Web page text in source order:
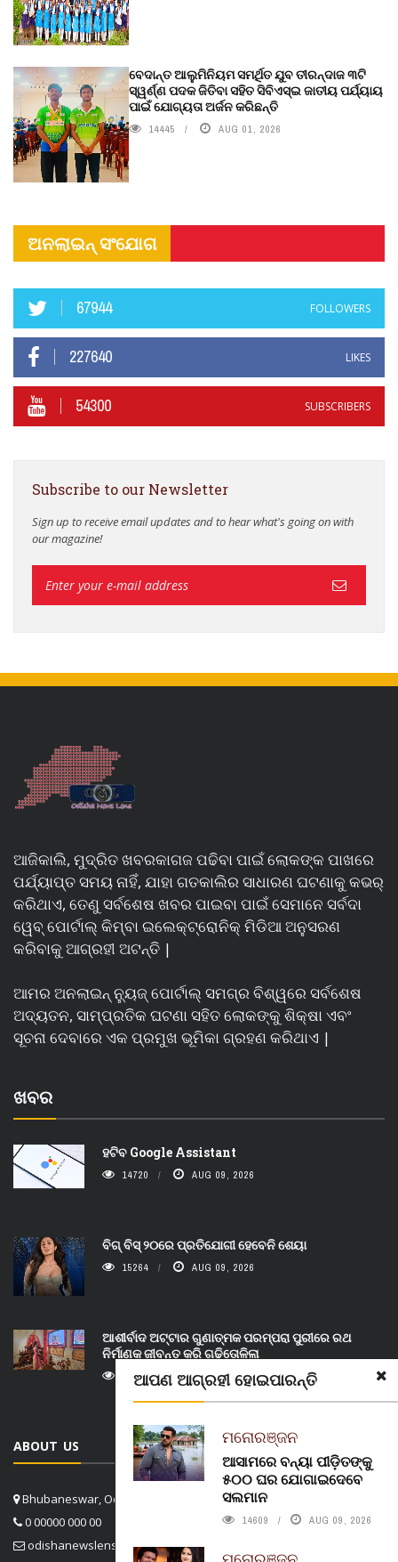
ଆପଣ ଆଗ୍ରହୀ ହୋଇପାରନ୍ତି
ମନୋରଞ୍ଜନ
ଆସାମରେ ବନ୍ୟା ପୀଡ଼ିତଙ୍କୁ
୫୦୦ ଘର ଯୋଗାଇଦେବେ
ସଲମାନ
14609 AUG 09, 2026
ବେଦାନ୍ତ ଆଲୁମିନିୟମ ସମର୍ଥିତ ଯୁବ ତୀରନ୍ଦାଜ ୩ଟି
ସ୍ୱର୍ଣ୍ଣ ପଦକ ଜିତିବା ସହିତ ସିବିଏସ୍ଇ ଜାତୀୟ ପର୍ଯ୍ୟାୟ
ପାଇଁ ଯୋଗ୍ୟତା ଅର୍ଜନ କରିଛନ୍ତି
14445 AUG 01, 2026
ଅନଲାଇନ୍ ସଂଯୋଗ
67944 FOLLOWERS
227640 LIKES
54300 SUBSCRIBERS
Subscribe to our Newsletter
Sign up to receive email updates and to hear what's going on with
our magazine!
ଆଜିକାଲି, ମୁଦ୍ରିତ ଖବରକାଗଜ ପଢିବା ପାଇଁ ଲୋକଙ୍କ ପାଖରେ
ପର୍ଯ୍ୟାପ୍ତ ସମୟ ନାହିଁ, ଯାହା ଗତକାଲିର ସାଧାରଣ ଘଟଣାକୁ କଭର୍
କରିଥାଏ, ତେଣୁ ସର୍ବଶେଷ ଖବର ପାଇବା ପାଇଁ ସେମାନେ ସର୍ବଦା
ୱେବ୍ ପୋର୍ଟାଲ୍ କିମ୍ବା ଇଲେକ୍ଟ୍ରୋନିକ୍ ମିଡିଆ ଅନୁସରଣ
କରିବାକୁ ଆଗ୍ରହୀ ଅଟନ୍ତି |
ଆମର ଅନଲାଇନ୍ ନ୍ୟୁଜ୍ ପୋର୍ଟାଲ୍ ସମଗ୍ର ବିଶ୍ୱରେ ସର୍ବଶେଷ
ଅଦ୍ୟତନ, ସାମ୍ପ୍ରତିକ ଘଟଣା ସହିତ ଲୋକଙ୍କୁ ଶିକ୍ଷା ଏବଂ
ସୂଚନା ଦେବାରେ ଏକ ପ୍ରମୁଖ ଭୂମିକା ଗ୍ରହଣ କରିଥାଏ |
ଖବର
ହଟିବ Google Assistant
14720 AUG 09, 2026
ବିଗ୍ ବିସ୍ ୨୦ରେ ପ୍ରତିଯୋଗୀ ହେବେନି ଶେୟା
15264 AUG 09, 2026
ଆଶୀର୍ବାଦ ଅଟ୍ଟାର ଗୁଣାତ୍ମକ ପରମ୍ପରା ପୁରୀରେ ରଥ
ନିର୍ମାଣକୁ ଜୀବନ୍ତ କରି ଗଢିତୋଳିଲା
13930 AUG 09, 2026
ABOUT US
Bhubaneswar, Odisha, India
0 00000 000 00
odishanewslens@gmail.com